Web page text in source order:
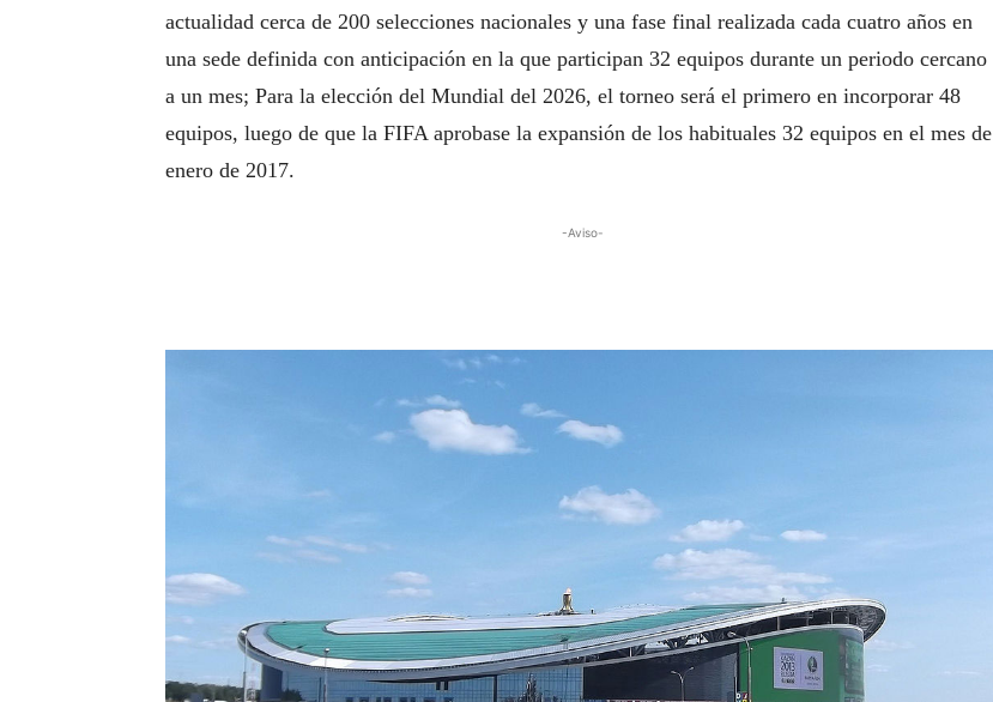
actualidad cerca de 200 selecciones nacionales y una fase final realizada cada cuatro años en
una sede definida con anticipación en la que participan 32 equipos durante un periodo cercano
a un mes; Para la elección del Mundial del 2026, el torneo será el primero en incorporar 48
equipos, luego de que la FIFA aprobase la expansión de los habituales 32 equipos en el mes de
enero de 2017. ​
-Aviso-